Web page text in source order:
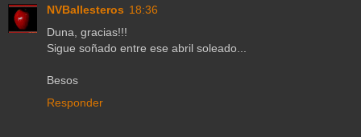
NVBallesteros 18:36
Duna, gracias!!!
Sigue soñado entre ese abril soleado...
Besos
Responder